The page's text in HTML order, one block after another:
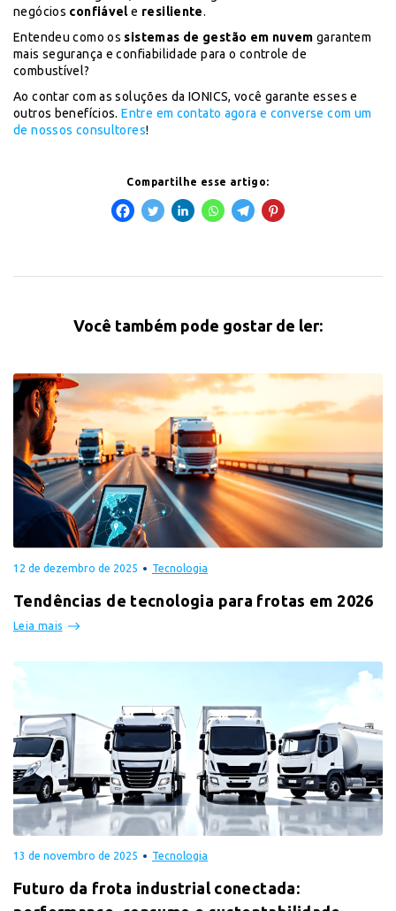
negócios confiávele resiliente.
Entendeu como os sistemas de gestão em nuvem garantem
mais segurança e confiabilidade para o controle de
combustível?
Ao contar com as soluções da IONICS, você garante esses e
outros benefícios.Entre em contato agora e converse com um
de nossos consultores!
Compartilhe esse artigo:
Você também pode gostar de ler:
12 de dezembro de 2025 Tecnologia
Tendências de tecnologia para frotas em 2026
Leia mais
13 de novembro de 2025 Tecnologia
Futuro da frota industrial conectada: